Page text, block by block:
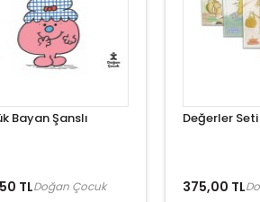
Bayan Şanslı
TLDoğan Çocuk
Değerler Seti
375,00 TL